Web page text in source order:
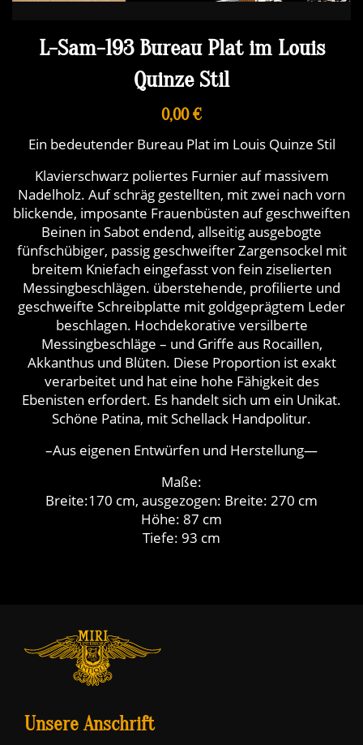
L-Sam-193 Bureau Plat im Louis
Quinze Stil
0,00 €
Ein bedeutender Bureau Plat im Louis Quinze Stil
Klavierschwarz poliertes Furnier auf massivem
Nadelholz. Auf schräg gestellten, mit zwei nach vorn
blickende, imposante Frauenbüsten auf geschweiften
Beinen in Sabot endend, allseitig ausgebogte
fünfschübiger, passig geschweifter Zargensockel mit
breitem Kniefach eingefasst von fein ziselierten
Messingbeschlägen. überstehende, profilierte und
geschweifte Schreibplatte mit goldgeprägtem Leder
beschlagen. Hochdekorative versilberte
Messingbeschläge – und Griffe aus Rocaillen,
Akkanthus und Blüten. Diese Proportion ist exakt
verarbeitet und hat eine hohe Fähigkeit des
Ebenisten erfordert. Es handelt sich um ein Unikat.
Schöne Patina, mit Schellack Handpolitur.
–Aus eigenen Entwürfen und Herstellung—
Maße:
Breite:170 cm, ausgezogen: Breite: 270 cm
Höhe: 87 cm
Tiefe: 93 cm
Unsere Anschrift